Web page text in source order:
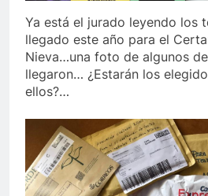
Ya está el jurado leyendo los
llegado este año para el
Nieva…una foto de algunos
llegaron… ¿Estarán los
ellos?…